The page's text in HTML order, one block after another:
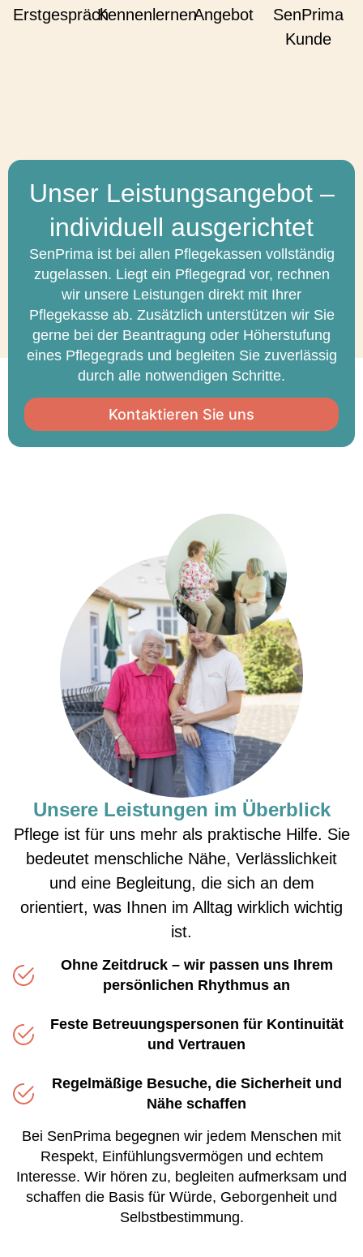
ErstgesprächKennenlernenAngebot
SenPrima
Kunde
Unser Leistungsangebot –
individuell ausgerichtet
SenPrima ist bei allen Pflegekassen vollständig
zugelassen. Liegt ein Pflegegrad vor, rechnen
wir unsere Leistungen direkt mit Ihrer
Pflegekasse ab. Zusätzlich unterstützen wir Sie
gerne bei der Beantragung oder Höherstufung
eines Pflegegrads und begleiten Sie zuverlässig
durch alle notwendigen Schritte.
Kontaktieren Sie uns
Unsere Leistungen im Überblick
Pflege ist für uns mehr als praktische Hilfe. Sie
bedeutet menschliche Nähe, Verlässlichkeit
und eine Begleitung, die sich an dem
orientiert, was Ihnen im Alltag wirklich wichtig
ist.
Ohne Zeitdruck – wir passen uns Ihrem
persönlichen Rhythmus an
Feste Betreuungspersonen für Kontinuität
und Vertrauen
Regelmäßige Besuche, die Sicherheit und
Nähe schaffen
Bei SenPrima begegnen wir jedem Menschen mit
Respekt, Einfühlungsvermögen und echtem
Interesse. Wir hören zu, begleiten aufmerksam und
schaffen die Basis für Würde, Geborgenheit und
Selbstbestimmung.